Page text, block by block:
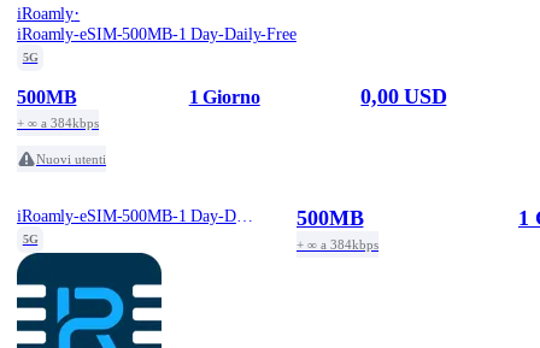
iRoamly·
iRoamly-eSIM-500MB-1 Day-Daily-Free
5G
500MB
+ ∞ a 384kbps
1 Giorno 0,00 USD
Nuovi utenti
iRoamly-eSIM-500MB-1 Day-Daily-Free
5G
500MB
+ ∞ a 384kbps
1